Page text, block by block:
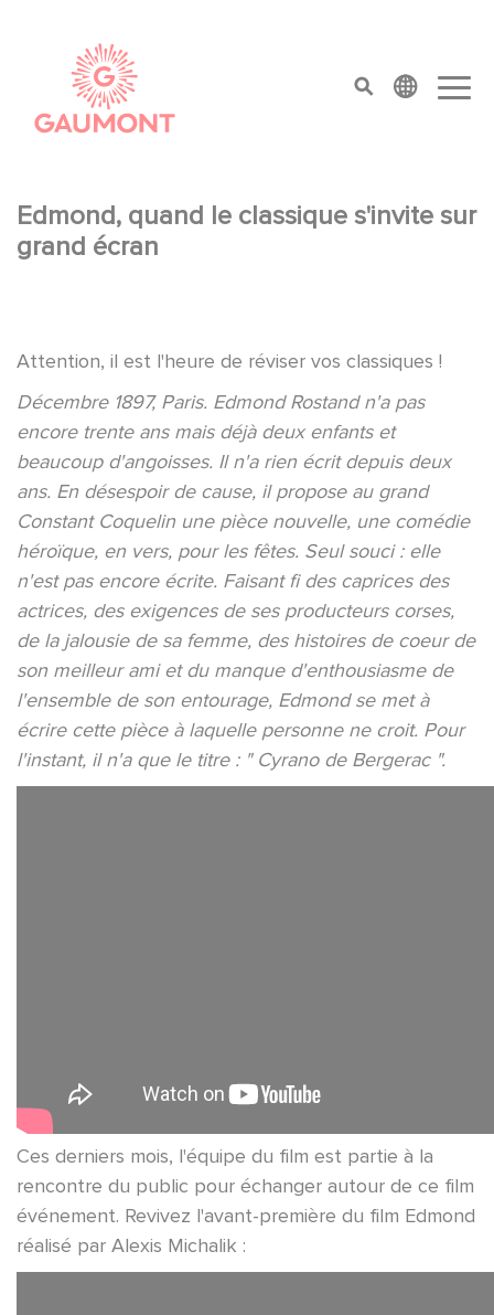
top menu
Edmond, quand le classique s'invite sur
grand écran
Attention, il est l'heure de réviser vos classiques !
Décembre 1897, Paris. Edmond Rostand n'a pas
encore trente ans mais déjà deux enfants et
beaucoup d'angoisses. Il n'a rien écrit depuis deux
ans. En désespoir de cause, il propose au grand
Constant Coquelin une pièce nouvelle, une comédie
héroïque, en vers, pour les fêtes. Seul souci : elle
n'est pas encore écrite. Faisant fi des caprices des
actrices, des exigences de ses producteurs corses,
de la jalousie de sa femme, des histoires de coeur de
son meilleur ami et du manque d'enthousiasme de
l'ensemble de son entourage, Edmond se met à
écrire cette pièce à laquelle personne ne croit. Pour
l'instant, il n'a que le titre : " Cyrano de Bergerac ".
Ces derniers mois, l'équipe du film est partie à la
rencontre du public pour échanger autour de ce film
événement. Revivez l'avant-première du film Edmond
réalisé par Alexis Michalik :